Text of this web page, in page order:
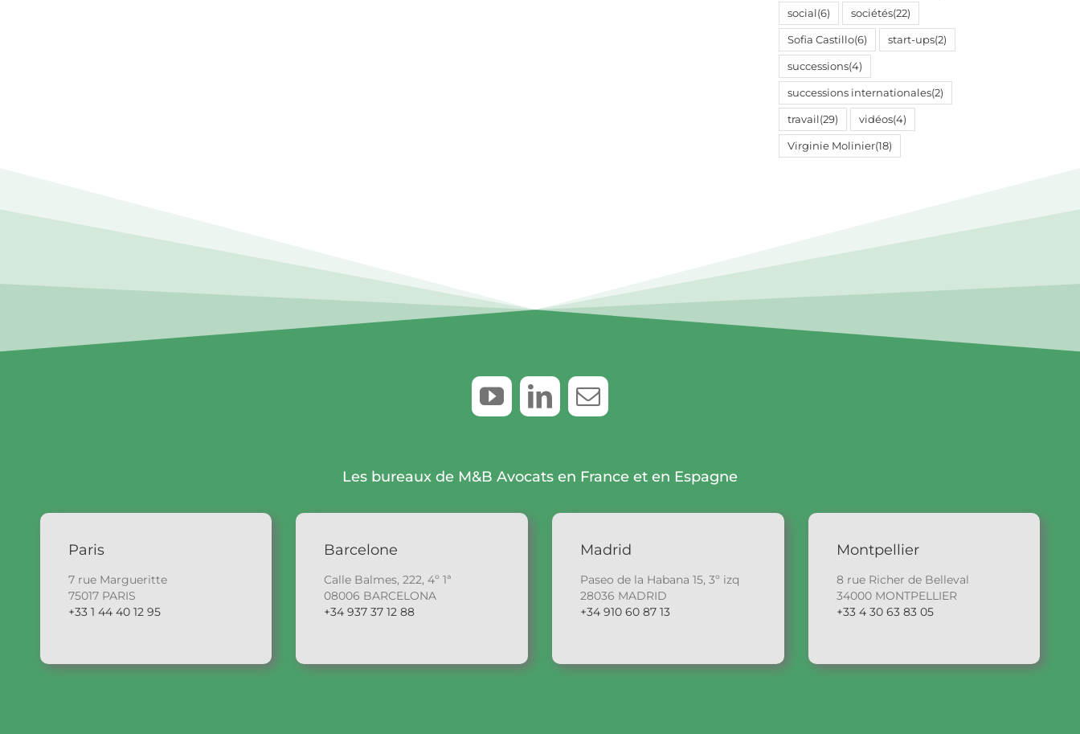
social (6) sociétés(22)
Sofia Castillo(6) start-ups(2)
successions(4)
successions internationales(2)
travail (29) vidéos(4)
Virginie Molinier(18)
Les bureaux de M&B Avocats en France et en Espagne
Paris
7 rue Margueritte
75017 PARIS
+33 1 44 40 12 95
Barcelone
Calle Balmes, 222, 4º 1ª
08006 BARCELONA
+34 937 37 12 88
Madrid
Paseo de la Habana 15, 3º izq
28036 MADRID
+34 910 60 87 13
Montpellier
8 rue Richer de Belleval
34000 MONTPELLIER
+33 4 30 63 83 05